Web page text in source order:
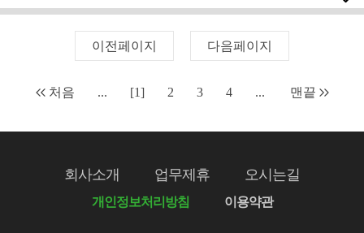
이전페이지 다음페이지
처음 ... [1] 2 3 4 ... 맨끝
회사소개 업무제휴 오시는길
개인정보처리방침 이용약관